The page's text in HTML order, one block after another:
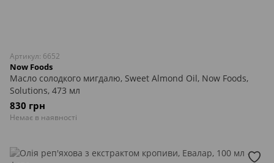
Артикул: 6652
Now Foods
Масло солодкого мигдалю, Sweet Almond Oil, Now Foods,
Solutions, 473 мл
830 грн
Немає в наявності